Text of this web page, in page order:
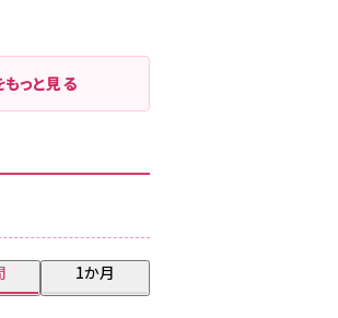
っと見る
1か月